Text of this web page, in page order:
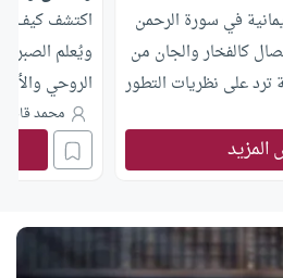
في سورة الرحمن
كالفخار والجان من
ترد على نظريات التطور
اكتشف كيف
ويُعلم الصبر
الروحي
محمد قائد